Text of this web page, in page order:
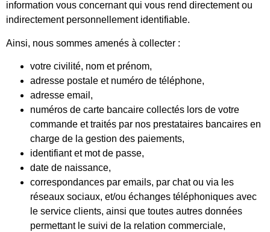
information vous concernant qui vous rend directement ou
indirectement personnellement identifiable.
Ainsi, nous sommes amenés à collecter :
votre civilité, nom et prénom,
adresse postale et numéro de téléphone,
adresse email,
numéros de carte bancaire collectés lors de votre
commande et traités par nos prestataires bancaires en
charge de la gestion des paiements,
identifiant et mot de passe,
date de naissance,
correspondances par emails, par chat ou via les
réseaux sociaux, et/ou échanges téléphoniques avec
le service clients, ainsi que toutes autres données
permettant le suivi de la relation commerciale,